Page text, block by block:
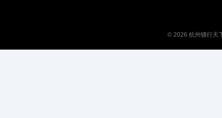
© 2026 杭州镖行天